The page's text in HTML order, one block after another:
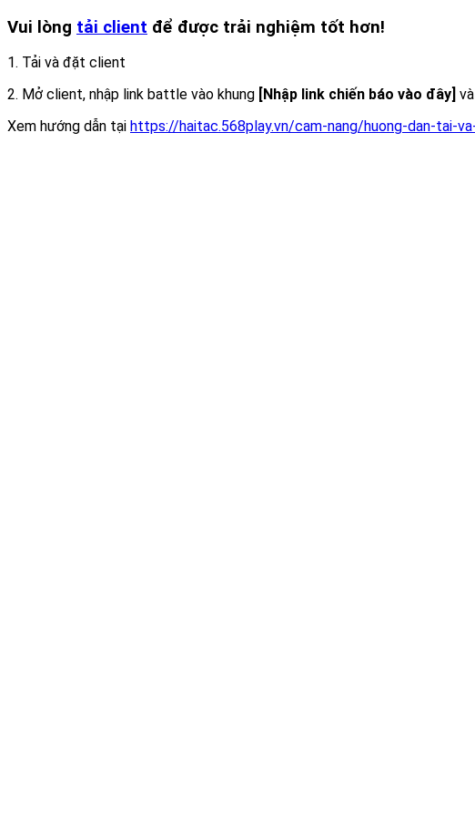
Vui lòng tải client để được trải nghiệm tốt hơn!
1. Tải và đặt client
2. Mở client, nhập link battle vào khung
[Nhập link chiến báo vào đây]
Xem hướng dẫn tại https://haitac.568play.vn/cam-nang/huong-dan-tai-